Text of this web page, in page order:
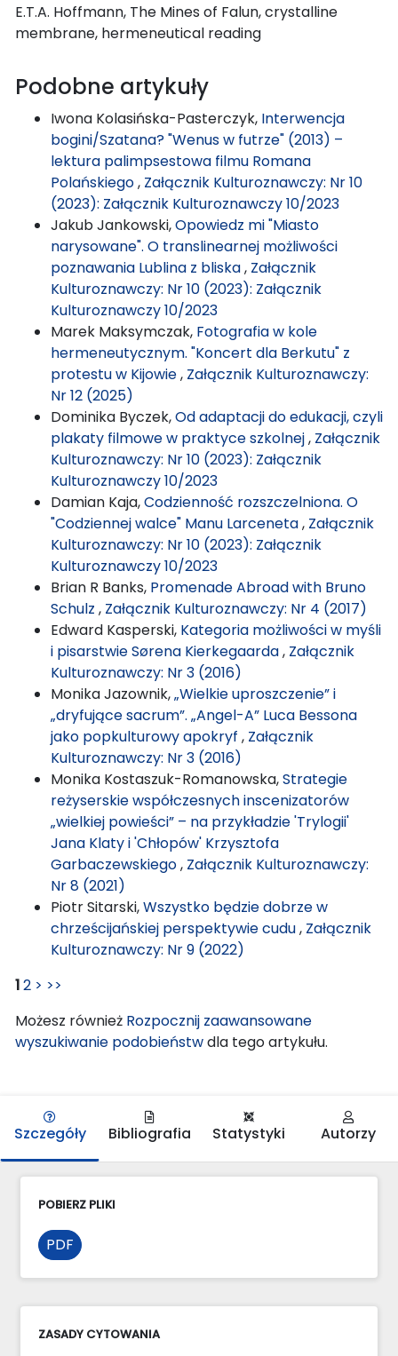
E.T.A. Hoffmann, The Mines of Falun, crystalline
membrane, hermeneutical reading
Podobne artykuły
Iwona Kolasińska-Pasterczyk, Interwencja
bogini/Szatana? "Wenus w futrze" (2013) –
lektura palimpsestowa filmu Romana
Polańskiego, Załącznik Kulturoznawczy: Nr 10
(2023): Załącznik Kulturoznawczy 10/2023
Jakub Jankowski,Opowiedz mi "Miasto
narysowane". O translinearnej możliwości
poznawania Lublina z bliska, Załącznik
Kulturoznawczy: Nr 10 (2023): Załącznik
Kulturoznawczy 10/2023
Marek Maksymczak, Fotografia w kole
hermeneutycznym. "Koncert dla Berkutu" z
protestu w Kijowie, Załącznik Kulturoznawczy:
Nr 12 (2025)
Dominika Byczek,Od adaptacji do edukacji, czyli
plakaty filmowe w praktyce szkolnej, Załącznik
Kulturoznawczy: Nr 10 (2023): Załącznik
Kulturoznawczy 10/2023
Damian Kaja,Codzienność rozszczelniona. O
"Codziennej walce" Manu Larceneta, Załącznik
Kulturoznawczy: Nr 10 (2023): Załącznik
Kulturoznawczy 10/2023
Brian R Banks, Promenade Abroad with Bruno
Schulz , Załącznik Kulturoznawczy: Nr 4 (2017)
Edward Kasperski, Kategoria możliwości w myśli
i pisarstwie Sørena Kierkegaarda, Załącznik
Kulturoznawczy: Nr 3 (2016)
Monika Jazownik,„Wielkie uproszczenie” i
„dryfujące sacrum”. „Angel-A” Luca Bessona
jako popkulturowy apokryf , Załącznik
Kulturoznawczy: Nr 3 (2016)
Monika Kostaszuk-Romanowska,Strategie
reżyserskie współczesnych inscenizatorów
„wielkiej powieści” – na przykładzie 'Trylogii'
Jana Klaty i 'Chłopów' Krzysztofa
Garbaczewskiego, Załącznik Kulturoznawczy:
Nr 8 (2021)
Piotr Sitarski,Wszystko będzie dobrze w
chrześcijańskiej perspektywie cudu, Załącznik
Kulturoznawczy: Nr 9 (2022)
12 > >>
Możesz również Rozpocznij zaawansowane
wyszukiwanie podobieństwdla tego artykułu.
Szczegóły Bibliografia Statystyki Autorzy
POBIERZ PLIKI
PDF
ZASADY CYTOWANIA